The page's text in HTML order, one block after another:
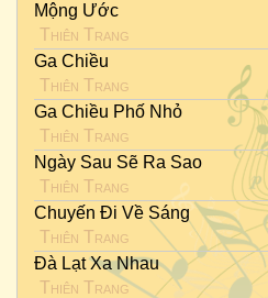
Mộng Ước
Thiên Trang
Ga Chiều
Thiên Trang
Ga Chiều Phố Nhỏ
Thiên Trang
Ngày Sau Sẽ Ra Sao
Thiên Trang
Chuyến Đi Về Sáng
Thiên Trang
Đà Lạt Xa Nhau
Thiên Trang